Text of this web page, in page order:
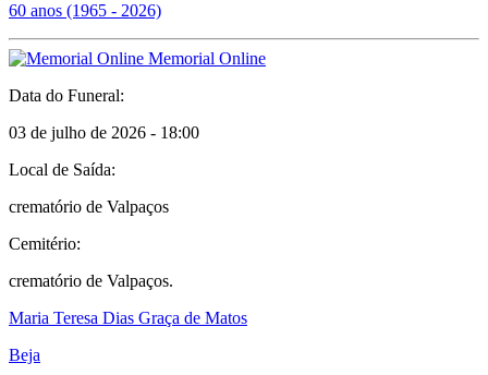
60 anos (1965 - 2026)
Memorial Online
Data do Funeral:
03 de julho de 2026 - 18:00
Local de Saída:
crematório de Valpaços
Cemitério:
crematório de Valpaços.
Maria Teresa Dias Graça de Matos
Beja